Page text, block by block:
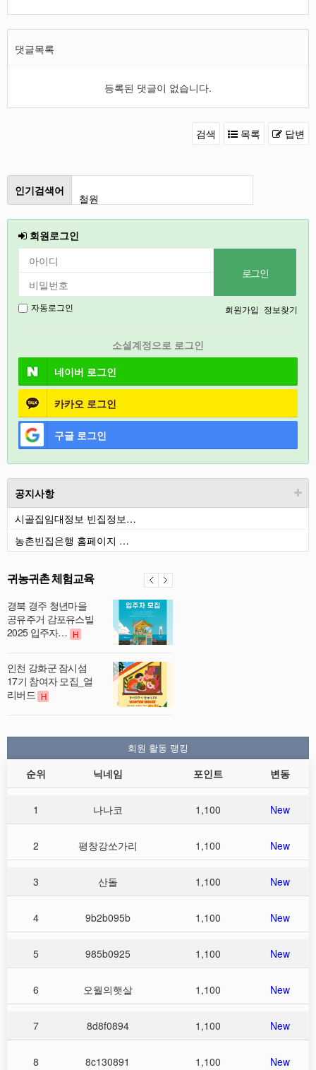
댓글목록
등록된 댓글이 없습니다.
검색 목록 답변
인기검색어
2026
강릉
2027
인천
회원로그인
자동로그인 회원가입 정보찾기
소셜계정으로 로그인
네이버 로그인
카카오 로그인
구글 로그인
공지사항
시골집임대정보 빈집정보…
농촌빈집은행 홈페이지 …
귀농귀촌 체험교육
경북 경주 청년마을
공유주거 감포유스빌
2025 입주자… H
인천 강화군 잠시섬
17기 참여자 모집_얼
리버드 H
회원 활동 랭킹
순위 닉네임 포인트 변동
1 나나코 1,100 New
2 평창강쏘가리 1,100 New
3 산돌 1,100 New
4 9b2b095b 1,100 New
5 985b0925 1,100 New
6 오월의햇살 1,100 New
7 8d8f0894 1,100 New
8 8c130891 1,100 New